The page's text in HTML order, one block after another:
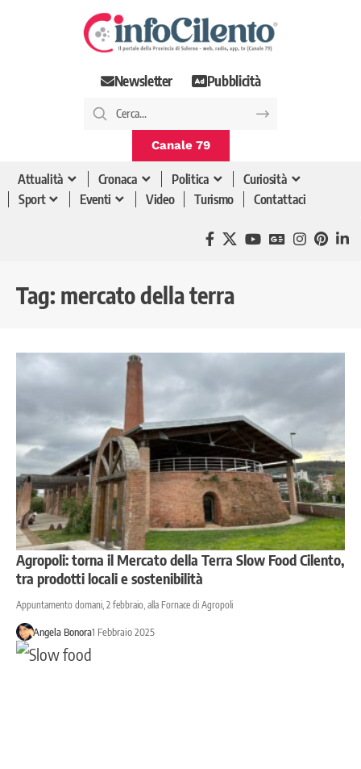
Newsletter Pubblicità
Canale 79
Attualità Cronaca Politica
Curiosità
Sport
Eventi Video Turismo Contattaci
Tag: mercato della terra
Agropoli: torna il Mercato della Terra Slow Food Cilento,
tra prodotti locali e sostenibilità
Appuntamento domani, 2 febbraio, alla Fornace di Agropoli
Angela Bonora1 Febbraio 2025